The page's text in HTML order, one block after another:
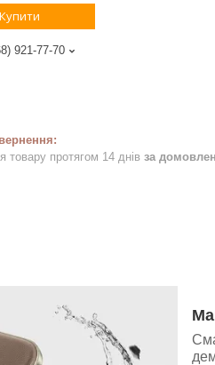
Купити
921-77-70
товару протягом 14 днів за